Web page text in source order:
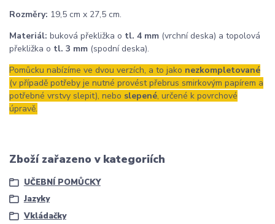
Rozměry: 19,5 cm x 27,5 cm.
Materiál: buková překližka o tl. 4 mm (vrchní deska) a topolová
překližka o tl. 3 mm (spodní deska).
Pomůcku nabízíme ve dvou verzích, a to jako nezkompletované
(v případě potřeby je nutné provést přebrus smirkovým papírem a
potřebné vrstvy slepit), nebo slepené, určené k povrchové
úpravě.
Zboží zařazeno v kategoriích
UČEBNÍ POMŮCKY
Jazyky
Vkládačky